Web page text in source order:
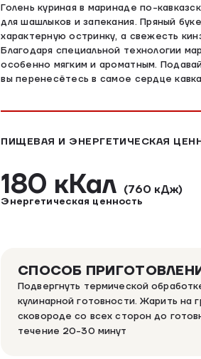
Голень куриная в маринаде по-
для шашлыков и запекания. Пряный
характерную остринку, а свежесть
Благодаря специальной технологии
особенно мягким и ароматным.
вы перенесётесь в самое сердце
ПИЩЕВАЯ И ЭНЕРГЕТИЧЕСКАЯ
180 кКал (760 кДж)
Энергетическая ценность
СПОСОБ
Подвергнуть термической
кулинарной готовности. Жарить на
сковороде со всех сторон до
течение 20-30 минут